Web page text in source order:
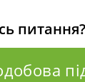
питання?